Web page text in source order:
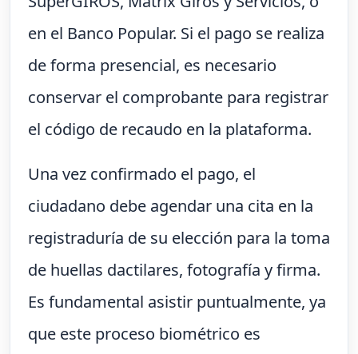
en el Banco Popular. Si el pago se realiza
de forma presencial, es necesario
conservar el comprobante para registrar
el código de recaudo en la plataforma.
Una vez confirmado el pago, el
ciudadano debe agendar una cita en la
registraduría de su elección para la toma
de huellas dactilares, fotografía y firma.
Es fundamental asistir puntualmente, ya
que este proceso biométrico es